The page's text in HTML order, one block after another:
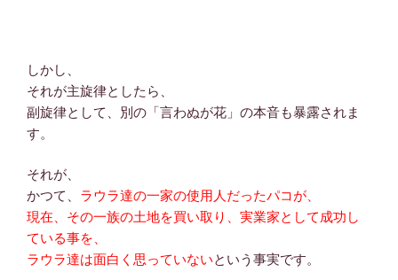
しかし、
それが主旋律としたら、
副旋律として、別の「言わぬが花」の本音も暴露されま
す。
それが、
かつて、 ラウラ達の一家の使用人だったパコが、
現在、その一族の土地を買い取り、実業家として成功し
ている事を、
ラウラ達は面白く思っていないという事実です。